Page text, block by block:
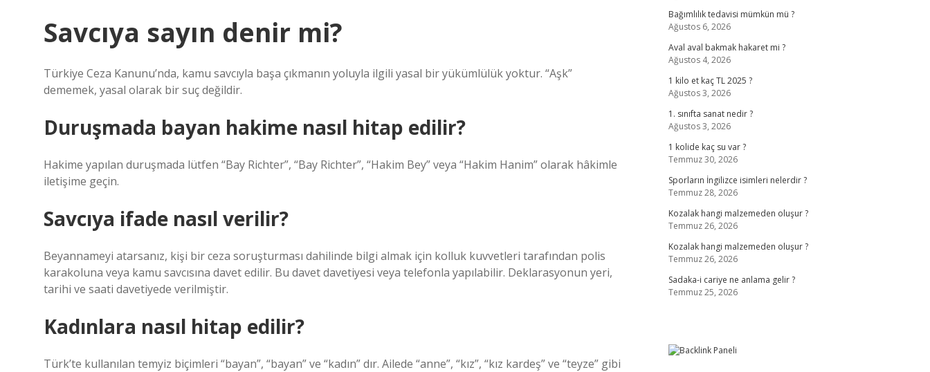
Savcıya sayın denir mi?
Türkiye Ceza Kanunu’nda, kamu savcıyla başa çıkmanın yoluyla ilgili yasal bir yükümlülük yoktur. “Aşk”
dememek, yasal olarak bir suç değildir.
Duruşmada bayan hakime nasıl hitap edilir?
Hakime yapılan duruşmada lütfen “Bay Richter”, “Bay Richter”, “Hakim Bey” veya “Hakim Hanim” olarak hâkimle
iletişime geçin.
Savcıya ifade nasıl verilir?
Beyannameyi atarsanız, kişi bir ceza soruşturması dahilinde bilgi almak için kolluk kuvvetleri tarafından polis
karakoluna veya kamu savcısına davet edilir. Bu davet davetiyesi veya telefonla yapılabilir. Deklarasyonun yeri,
tarihi ve saati davetiyede verilmiştir.
Kadınlara nasıl hitap edilir?
Türk’te kullanılan temyiz biçimleri “bayan”, “bayan” ve “kadın” dır. Ailede “anne”, “kız”, “kız kardeş” ve “teyze” gibi
Bağımlılık tedavisi mümkün mü ?
Ağustos 6, 2026
Aval aval bakmak hakaret mi ?
Ağustos 4, 2026
1 kilo et kaç TL 2025 ?
Ağustos 3, 2026
1. sınıfta sanat nedir ?
Ağustos 3, 2026
1 kolide kaç su var ?
Temmuz 30, 2026
Sporların İngilizce isimleri nelerdir ?
Temmuz 28, 2026
Kozalak hangi malzemeden oluşur ?
Temmuz 26, 2026
Kozalak hangi malzemeden oluşur ?
Temmuz 26, 2026
Sadaka-i cariye ne anlama gelir ?
Temmuz 25, 2026